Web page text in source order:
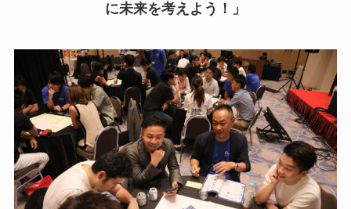
に未来を考えよう！」